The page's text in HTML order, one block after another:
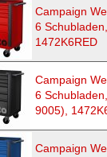
Campaign
6
1472K6RED
Campaign
6
9005),
Campaign